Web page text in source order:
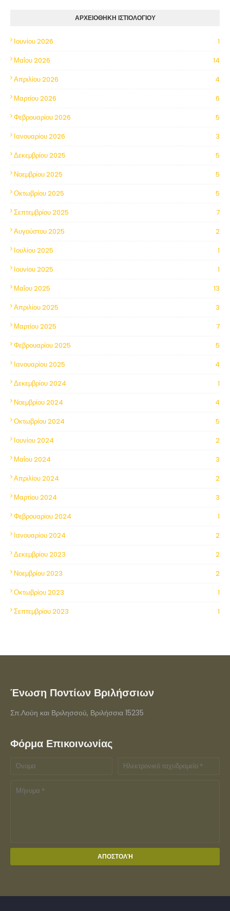
ΑΡΧΕΙΟΘΗΚΗ ΙΣΤΙΟΛΟΓΙΟΥ
Ιουνίου 2026
1
Μαΐου 2026
14
Απριλίου 2026
4
Μαρτίου 2026
6
Φεβρουαρίου 2026
5
Ιανουαρίου 2026
3
Δεκεμβρίου 2025
5
Νοεμβρίου 2025
5
Οκτωβρίου 2025
5
Σεπτεμβρίου 2025
7
Αυγούστου 2025
2
Ιουλίου 2025
1
Ιουνίου 2025
1
Μαΐου 2025
13
Απριλίου 2025
3
Μαρτίου 2025
7
Φεβρουαρίου 2025
5
Ιανουαρίου 2025
4
Δεκεμβρίου 2024
1
Νοεμβρίου 2024
4
Οκτωβρίου 2024
5
Ιουνίου 2024
2
Μαΐου 2024
3
Απριλίου 2024
2
Μαρτίου 2024
3
Φεβρουαρίου 2024
1
Ιανουαρίου 2024
2
Δεκεμβρίου 2023
2
Νοεμβρίου 2023
2
Οκτωβρίου 2023
1
Σεπτεμβρίου 2023
1
Ένωση Ποντίων Βριλήσσιων
Σπ.Λούη και Βριλησσού, Βριλήσσια 15235
Φόρμα Επικοινωνίας